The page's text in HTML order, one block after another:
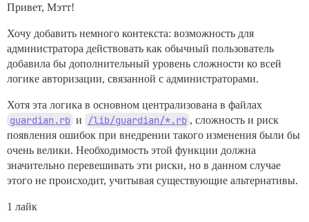
Привет, Мэтт!
Хочу добавить немного контекста: возможность для
администратора действовать как обычный пользователь
добавила бы дополнительный уровень сложности ко всей
логике авторизации, связанной с администраторами.
Хотя эта логика в основном централизована в файлах
guardian.rb и /lib/guardian/*.rb , сложность и риск
появления ошибок при внедрении такого изменения были бы
очень велики. Необходимость этой функции должна
значительно перевешивать эти риски, но в данном случае
этого не происходит, учитывая существующие альтернативы.
1 лайк